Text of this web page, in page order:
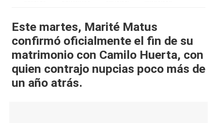
it
y
s,
T
Este martes, Marité Matus
confirmó oficialmente el fin de su
matrimonio con Camilo Huerta, con
quien contrajo nupcias poco más de
un año atrás.